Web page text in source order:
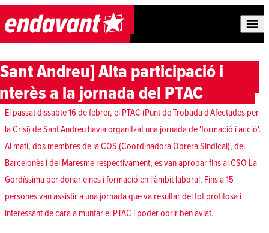
Skip to content
Andreu] Alta participació i
a la jornada del PTAC
El passat dissabte 16 de febrer, el PTAC (Punt de Trobada d'Afectades per
la Crisi) de Sant Andreu havia organitzat una jornada de 'formació i acció'.
Al matí, dos membres de la COS (Coordinadora Obrera Sindical), del
Barcelonès i del Maresme respectivament, es van apropar fins al CSO La
Gordíssima per donar eines i formació en l'àmbit laboral. Fins a 15
persones van assistir a una jornada que va resultar del tot profitosa i
interessant de cara a muntar el PTAC i poder obrir ben aviat.